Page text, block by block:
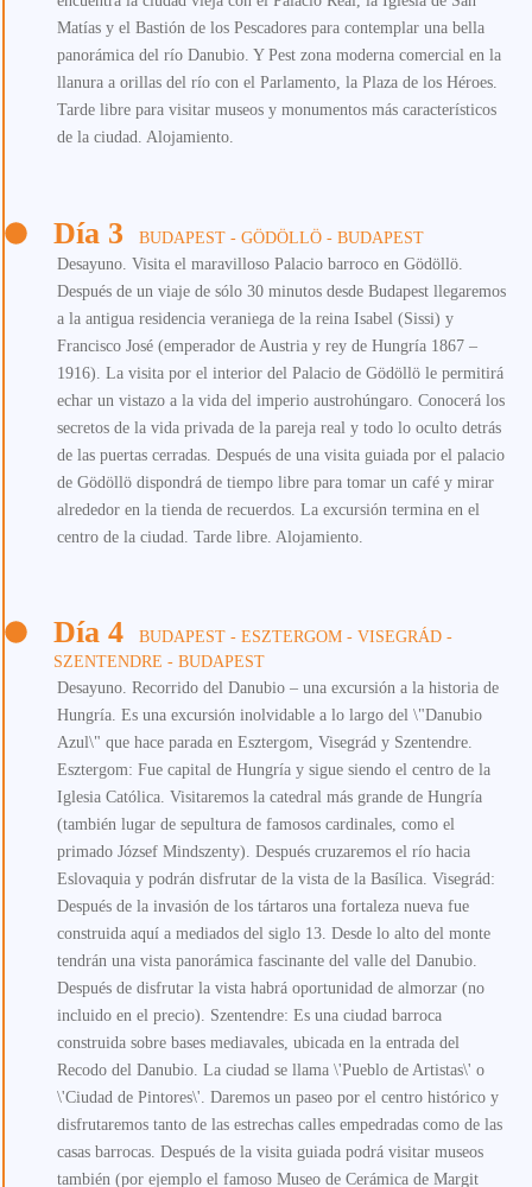
Matías y el Bastión de los Pescadores para contemplar una bella
panorámica del río Danubio. Y Pest zona moderna comercial en la
llanura a orillas del río con el Parlamento, la Plaza de los Héroes.
Tarde libre para visitar museos y monumentos más característicos
de la ciudad. Alojamiento.
Día 3
BUDAPEST - GÖDÖLLÖ - BUDAPEST
Desayuno. Visita el maravilloso Palacio barroco en Gödöllö.
Después de un viaje de sólo 30 minutos desde Budapest llegaremos
a la antigua residencia veraniega de la reina Isabel (Sissi) y
Francisco José (emperador de Austria y rey de Hungría 1867 –
1916). La visita por el interior del Palacio de Gödöllö le permitirá
echar un vistazo a la vida del imperio austrohúngaro. Conocerá los
secretos de la vida privada de la pareja real y todo lo oculto detrás
de las puertas cerradas. Después de una visita guiada por el palacio
de Gödöllö dispondrá de tiempo libre para tomar un café y mirar
alrededor en la tienda de recuerdos. La excursión termina en el
centro de la ciudad. Tarde libre. Alojamiento.
Día 4
BUDAPEST - ESZTERGOM - VISEGRÁD -
SZENTENDRE - BUDAPEST
Desayuno. Recorrido del Danubio – una excursión a la historia de
Hungría. Es una excursión inolvidable a lo largo del \"Danubio
Azul\" que hace parada en Esztergom, Visegrád y Szentendre.
Esztergom: Fue capital de Hungría y sigue siendo el centro de la
Iglesia Católica. Visitaremos la catedral más grande de Hungría
(también lugar de sepultura de famosos cardinales, como el
primado József Mindszenty). Después cruzaremos el río hacia
Eslovaquia y podrán disfrutar de la vista de la Basílica. Visegrád:
Después de la invasión de los tártaros una fortaleza nueva fue
construida aquí a mediados del siglo 13. Desde lo alto del monte
tendrán una vista panorámica fascinante del valle del Danubio.
Después de disfrutar la vista habrá oportunidad de almorzar (no
incluido en el precio). Szentendre: Es una ciudad barroca
construida sobre bases mediavales, ubicada en la entrada del
Recodo del Danubio. La ciudad se llama \'Pueblo de Artistas\' o
\'Ciudad de Pintores\'. Daremos un paseo por el centro histórico y
disfrutaremos tanto de las estrechas calles empedradas como de las
casas barrocas. Después de la visita guiada podrá visitar museos
también (por ejemplo el famoso Museo de Cerámica de Margit